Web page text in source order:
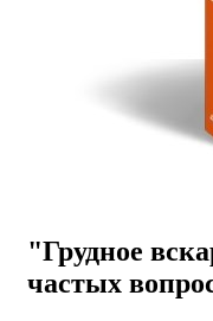
"Грудное
частых